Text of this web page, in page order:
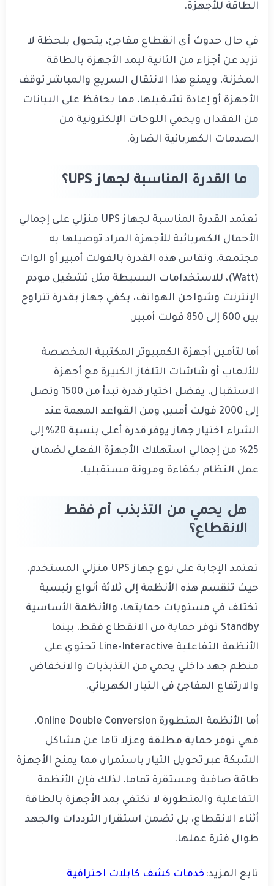
الطاقة للأجهزة.
في حال حدوث أي انقطاع مفاجئ، يتحول بلحظة لا
تزيد عن أجزاء من الثانية ليمد الأجهزة بالطاقة
المخزنة، ويمنع هذا الانتقال السريع والمباشر توقف
الأجهزة أو إعادة تشغيلها، مما يحافظ على البيانات
من الفقدان ويحمي اللوحات الإلكترونية من
الصدمات الكهربائية الضارة.
ما القدرة المناسبة لجهاز UPS؟
تعتمد القدرة المناسبة لجهاز UPS منزلي على إجمالي
الأحمال الكهربائية للأجهزة المراد توصيلها به
مجتمعة، وتقاس هذه القدرة بالفولت أمبير أو الوات
(Watt)، للاستخدامات البسيطة مثل تشغيل مودم
الإنترنت وشواحن الهواتف، يكفي جهاز بقدرة تتراوح
بين 600 إلى 850 فولت أمبير.
أما لتأمين أجهزة الكمبيوتر المكتبية المخصصة
للألعاب أو شاشات التلفاز الكبيرة مع أجهزة
الاستقبال، يفضل اختيار قدرة تبدأ من 1500 وتصل
إلى 2000 فولت أمبير، ومن القواعد المهمة عند
الشراء اختيار جهاز يوفر قدرة أعلى بنسبة 20% إلى
25% من إجمالي استهلاك الأجهزة الفعلي لضمان
عمل النظام بكفاءة ومرونة مستقبليا.
هل يحمي من التذبذب أم فقط
الانقطاع؟
تعتمد الإجابة على نوع جهاز UPS منزلي المستخدم،
حيث تنقسم هذه الأنظمة إلى ثلاثة أنواع رئيسية
تختلف في مستويات حمايتها، والأنظمة الأساسية
Standby توفر حماية من الانقطاع فقط، بينما
الأنظمة التفاعلية Line-Interactive تحتوي على
منظم جهد داخلي يحمي من التذبذبات والانخفاض
والارتفاع المفاجئ في التيار الكهربائي.
أما الأنظمة المتطورة Online Double Conversion،
فهي توفر حماية مطلقة وعزلا تاما عن مشاكل
الشبكة عبر تحويل التيار باستمرار، مما يمنح الأجهزة
طاقة صافية ومستقرة تماما، لذلك فإن الأنظمة
التفاعلية والمتطورة لا تكتفي بمد الأجهزة بالطاقة
أثناء الانقطاع، بل تضمن استقرار الترددات والجهد
طوال فترة عملها.
تابع المزيد: خدمات كشف كابلات احترافية